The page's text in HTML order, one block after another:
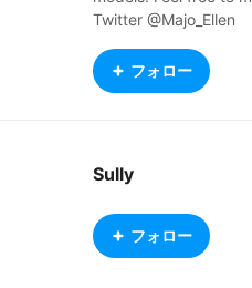
Twitter @Majo_Ellen
フォロー
Sully
フォロー